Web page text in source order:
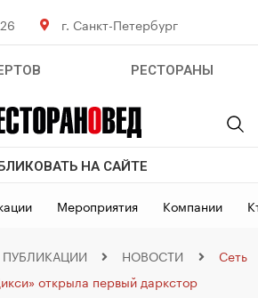
г. Санкт-Петербург
РЕСТОРАНЫ
НА САЙТЕ
Мероприятия Компании
ПУБЛИКАЦИИ НОВОСТИ
Сеть
открыла первый даркстор